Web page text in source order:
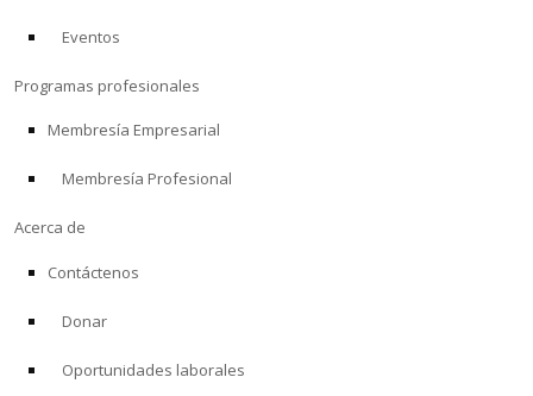
Eventos
Programas profesionales
Membresía Empresarial
Membresía Profesional
Acerca de
Contáctenos
Donar
Oportunidades laborales